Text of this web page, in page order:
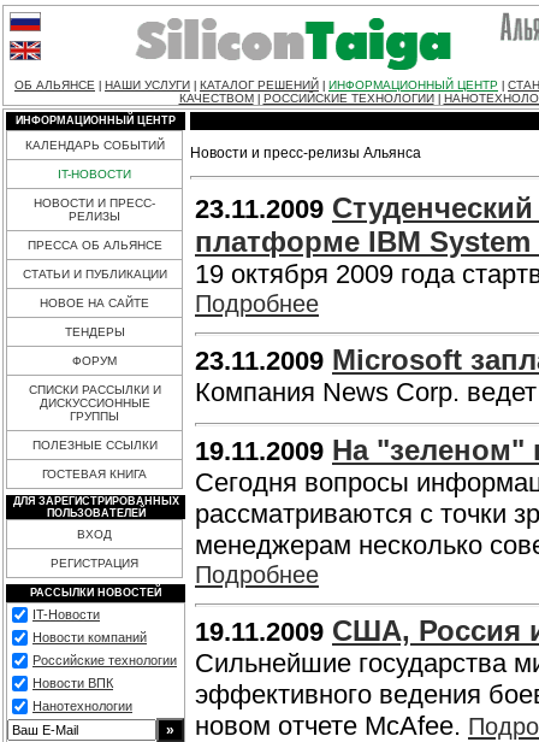
ОБ АЛЬЯНСЕ НАШИ УСЛУГИ КАТАЛОГ РЕШЕНИЙ ИНФОРМАЦИОННЫЙ ЦЕНТР
КАЧЕСТВОМ
РОССИЙСКИЕ ТЕХНОЛОГИИ
ИНФОРМАЦИОННЫЙ ЦЕНТР
КАЛЕНДАРЬ СОБЫТИЙ
IT-НОВОСТИ
НОВОСТИ И ПРЕСС-
РЕЛИЗЫ
ПРЕССА ОБ АЛЬЯНСЕ
СТАТЬИ И ПУБЛИКАЦИИ
НОВОЕ НА САЙТЕ
ТЕНДЕРЫ
ФОРУМ
СПИСКИ РАССЫЛКИ И
ДИСКУССИОННЫЕ
ГРУППЫ
ПОЛЕЗНЫЕ ССЫЛКИ
ГОСТЕВАЯ КНИГА
ДЛЯ ЗАРЕГИСТРИРОВАННЫХ
ПОЛЬЗОВАТЕЛЕЙ
ВХОД
РЕГИСТРАЦИЯ
РАССЫЛКИ НОВОСТЕЙ
IT-Новости
Новости компаний
Российские технологии
Новости ВПК
Нанотехнологии
Новости и пресс-релизы Альянса
23.11.2009
платформе IBM System
19 октября 2009 года
Подробнее
23.11.2009 Microsoft
Компания News Corp.
19.11.2009 На "зеленом"
Сегодня вопросы
рассматриваются с точки
менеджерам несколько
Подробнее
19.11.2009 США, Россия
Сильнейшие государства
эффективного ведения
новом отчете McAfee.